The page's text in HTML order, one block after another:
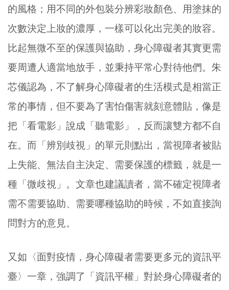
的風格；用不同的外包裝分辨彩妝顏色、用塗抹的
次數決定上妝的濃厚，一樣可以化出完美的妝容。
比起無微不至的保護與協助，身心障礙者其實更需
要周遭人適當地放手，並秉持平常心對待他們。朱
芯儀認為，不了解身心障礙者的生活模式是相當正
常的事情，但不要為了害怕傷害就刻意體貼，像是
把「看電影」說成「聽電影」，反而讓雙方都不自
在。而「辨別歧視」的單元則點出，當視障者被貼
上失能、無法自主決定、需要保護的標籤，就是一
種「微歧視」。文章也建議讀者，當不確定視障者
需不需要協助、需要哪種協助的時候，不如直接詢
問對方的意見。
又如〈面對疫情，身心障礙者需要更多元的資訊平
臺〉一章，強調了「資訊平權」對於身心障礙者的